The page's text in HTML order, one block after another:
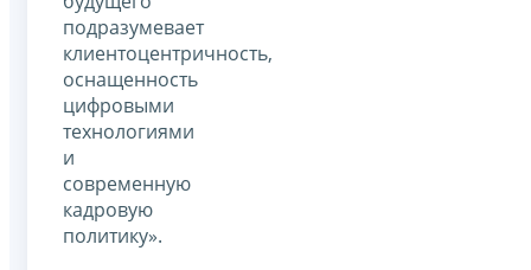
подразумевает
клиентоцентричность,
оснащенность
цифровыми
технологиями
и
современную
кадровую
политику».